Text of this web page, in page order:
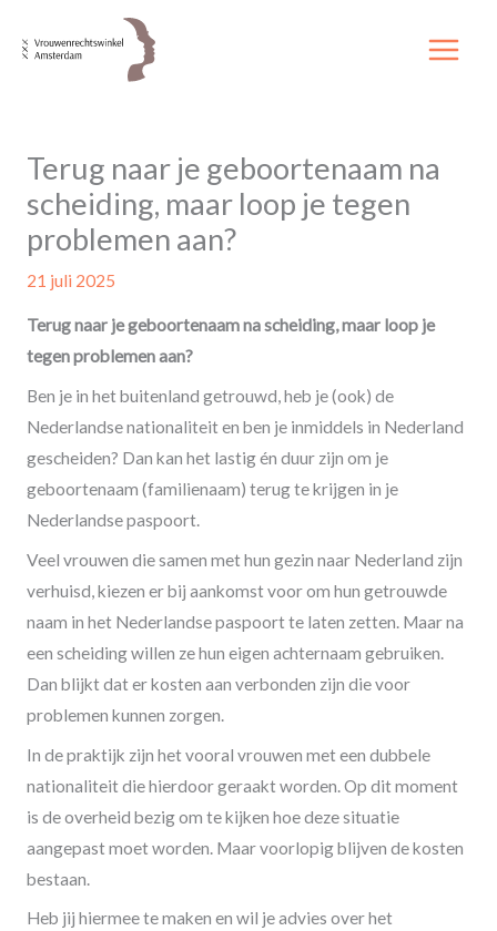
naar
Terug naar je geboortenaam na
scheiding, maar loop je tegen
problemen aan?
21 juli 2025
Terug naar je geboortenaam na scheiding, maar loop je
tegen problemen aan?
Ben je in het buitenland getrouwd, heb je (ook) de
Nederlandse nationaliteit en ben je inmiddels in Nederland
gescheiden? Dan kan het lastig én duur zijn om je
geboortenaam (familienaam) terug te krijgen in je
Nederlandse paspoort.
Veel vrouwen die samen met hun gezin naar Nederland zijn
verhuisd, kiezen er bij aankomst voor om hun getrouwde
naam in het Nederlandse paspoort te laten zetten. Maar na
een scheiding willen ze hun eigen achternaam gebruiken.
Dan blijkt dat er kosten aan verbonden zijn die voor
problemen kunnen zorgen.
In de praktijk zijn het vooral vrouwen met een dubbele
nationaliteit die hierdoor geraakt worden. Op dit moment
is de overheid bezig om te kijken hoe deze situatie
aangepast moet worden. Maar voorlopig blijven de kosten
bestaan.
Heb jij hiermee te maken en wil je advies over het